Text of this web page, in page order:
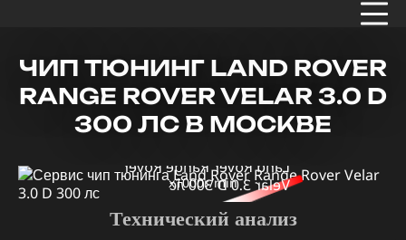
ЧИП ТЮНИНГ LAND ROVER
RANGE ROVER VELAR 3.0 D
300 ЛС В МОСКВЕ
x1000r/min
Технический анализ